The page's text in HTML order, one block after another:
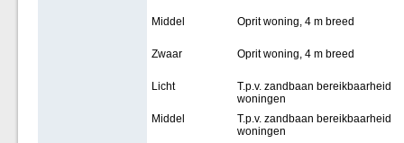
Middel Oprit woning, 4 m breed
Zwaar Oprit woning, 4 m breed
Licht
T.p.v. zandbaan bereikbaarheid
woningen
Middel
T.p.v. zandbaan bereikbaarheid
woningen